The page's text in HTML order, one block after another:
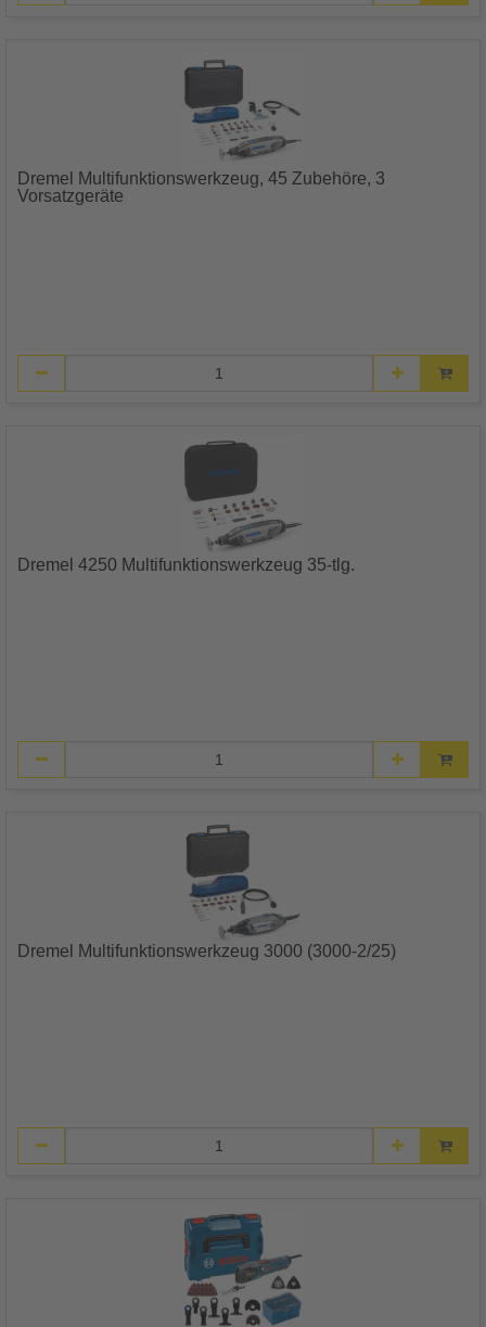
Dremel Multifunktionswerkzeug, 45 Zubehöre, 3
Vorsatzgeräte
Dremel 4250 Multifunktionswerkzeug 35-tlg.
Dremel Multifunktionswerkzeug 3000 (3000-2/25)